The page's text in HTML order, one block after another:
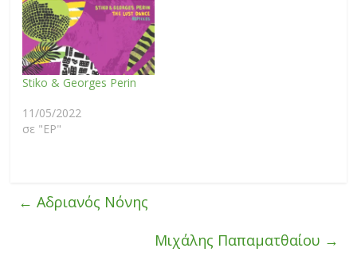
Stiko & Georges Perin
11/05/2022
σε "EP"
← Αδριανός Νόνης
Μιχάλης Παπαματθαίου →